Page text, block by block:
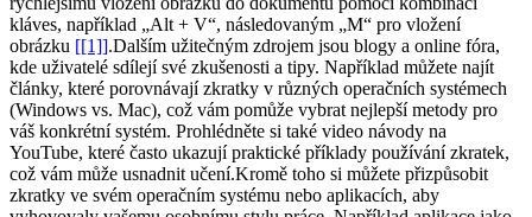
kláves, například „Alt + V“, následovaným „M“ pro vložení
obrázku [[1]].Dalším užitečným zdrojem jsou blogy a online fóra,
kde uživatelé sdílejí své zkušenosti a tipy. Například můžete najít
články, které porovnávají zkratky v různých operačních systémech
(Windows vs. Mac), což vám pomůže vybrat nejlepší metody pro
váš konkrétní systém. Prohlédněte si také video návody na
YouTube, které často ukazují praktické příklady používání zkratek,
což vám může usnadnit učení.Kromě toho si můžete přizpůsobit
zkratky ve svém operačním systému nebo aplikacích, aby